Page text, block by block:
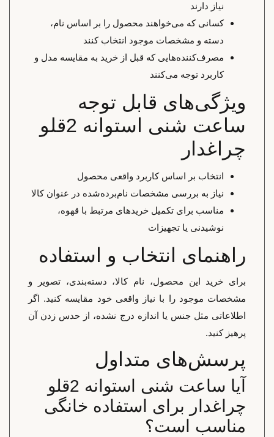
نیاز دارند
کسانی که می‌خواهند محصول را بر اساس نام،
دسته و مشخصات موجود انتخاب کنند
مصرف‌کننده‌هایی که قبل از خرید به مقایسه مدل و
کاربرد توجه می‌کنند
ویژگی‌های قابل توجه
ساعت شنی استوانه 2قلو
چراغدار
انتخاب بر اساس کاربرد واقعی محصول
نیاز به بررسی مشخصات نام‌برده‌شده در عنوان کالا
مناسب برای تکمیل خریدهای مرتبط با قهوه،
نوشیدنی یا تجهیزات
راهنمای انتخاب و استفاده
برای خرید این محصول، نام کالا، دسته‌بندی، تصویر و
مشخصات موجود را با نیاز واقعی خود مقایسه کنید. اگر
اطلاعاتی مثل جنس یا اندازه درج نشده، از حدس زدن آن
پرهیز کنید.
پرسش‌های متداول
آیا ساعت شنی استوانه 2قلو
چراغدار برای استفاده خانگی
مناسب است؟